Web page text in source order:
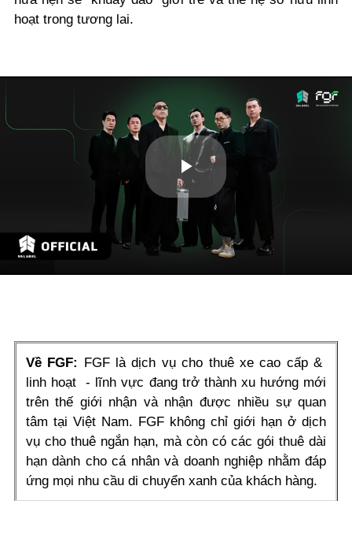
hoạt trong tương lai.
Play
Video
Về FGF:
FGF là dịch vụ cho thuê xe cao cấp &
linh hoạt - lĩnh vực đang trở thành xu hướng mới
trên thế giới nhận và nhận được nhiều sự quan
tâm tại Việt Nam. FGF không chỉ giới hạn ở dịch
vụ cho thuê ngắn hạn, mà còn có các gói thuê dài
hạn dành cho cá nhân và doanh nghiệp nhằm đáp
ứng mọi nhu cầu di chuyển xanh của khách hàng.